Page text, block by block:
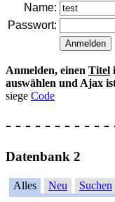
Name:
Passwort:
Anmelden, einen Titel
auswählen und Ajax
siege Code
- - - - - - - - - - -
Datenbank 2
Alles Neu Suchen